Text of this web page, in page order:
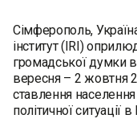
Сімферополь,
інститут (IRI)
громадської думки
вересня – 2 жовтня
ставлення населення
політичної ситуації